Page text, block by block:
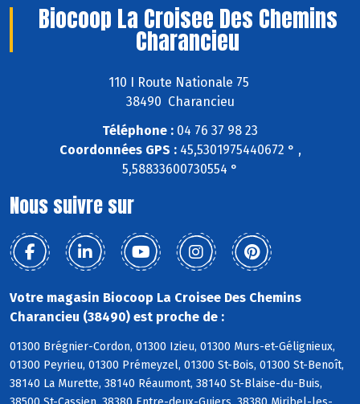
Biocoop La Croisee Des Chemins
Charancieu
110 I Route Nationale 75
38490 Charancieu
Téléphone : 04 76 37 98 23
Coordonnées GPS :45,5301975440672 ° ,
5,58833600730554 °
Nous suivre sur
Votre magasin Biocoop La Croisee Des Chemins
Charancieu (38490) est proche de :
01300 Brégnier-Cordon, 01300 Izieu, 01300 Murs-et-Gélignieux,
01300 Peyrieu, 01300 Prémeyzel, 01300 St-Bois, 01300 St-Benoît,
38140 La Murette, 38140 Réaumont, 38140 St-Blaise-du-Buis,